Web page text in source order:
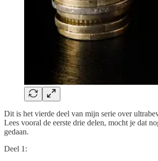
Dit is het vierde deel van mijn serie over
Lees vooral de eerste drie delen, mocht je dat
gedaan.
Deel 1: